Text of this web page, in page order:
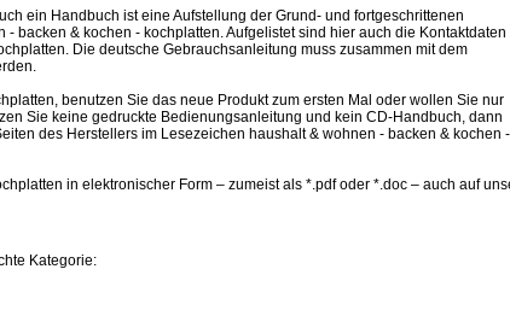
ein Handbuch ist eine Aufstellung der Grund- und fortgeschrittenen
backen & kochen - kochplatten. Aufgelistet sind hier auch die Kontaktdaten
Die deutsche Gebrauchsanleitung muss zusammen mit dem
benutzen Sie das neue Produkt zum ersten Mal oder wollen Sie nur
Sie keine gedruckte Bedienungsanleitung und kein CD-Handbuch, dann
des Herstellers im Lesezeichen haushalt & wohnen - backen & kochen -
in elektronischer Form – zumeist als *.pdf oder *.doc – auch auf
Kategorie: